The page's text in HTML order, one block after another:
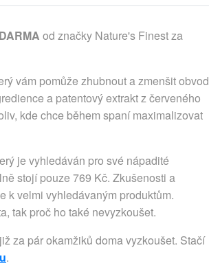
od značky Nature's Finest za
vám pomůže zhubnout a zmenšit obvod
a patentový extrakt z červeného
kde chce během spaní maximalizovat
je vyhledáván pro své nápadité
stojí pouze 769 Kč. Zkušenosti a
k velmi vyhledávaným produktům.
tak proč ho také nevyzkoušet.
za pár okamžiků doma vyzkoušet. Stačí
.